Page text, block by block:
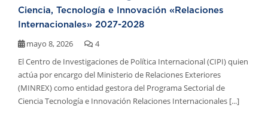
Ciencia, Tecnología e Innovación «Relaciones
Internacionales» 2027-2028
mayo 8, 2026
4
El Centro de Investigaciones de Política Internacional (CIPI) quien
actúa por encargo del Ministerio de Relaciones Exteriores
(MINREX) como entidad gestora del Programa Sectorial de
Ciencia Tecnología e Innovación Relaciones Internacionales [...]